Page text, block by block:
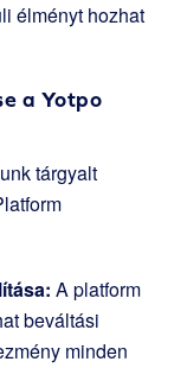
élményt hozhat
a Yotpo
tárgyalt
A platform
beváltási
minden